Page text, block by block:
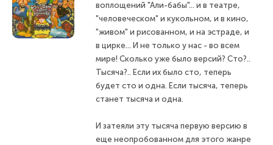
воплощений "Али-бабы"... и в театре,
"человеческом" и кукольном, и в кино,
"живом" и рисованном, и на эстраде, и
в цирке... И не только у нас - во всем
мире! Сколько уже было версий? Сто?..
Тысяча?.. Если их было сто, теперь
будет сто и одна. Если тысяча, теперь
станет тысяча и одна.
И затеяли эту тысяча первую версию в
еще неопробованном для этого жанре